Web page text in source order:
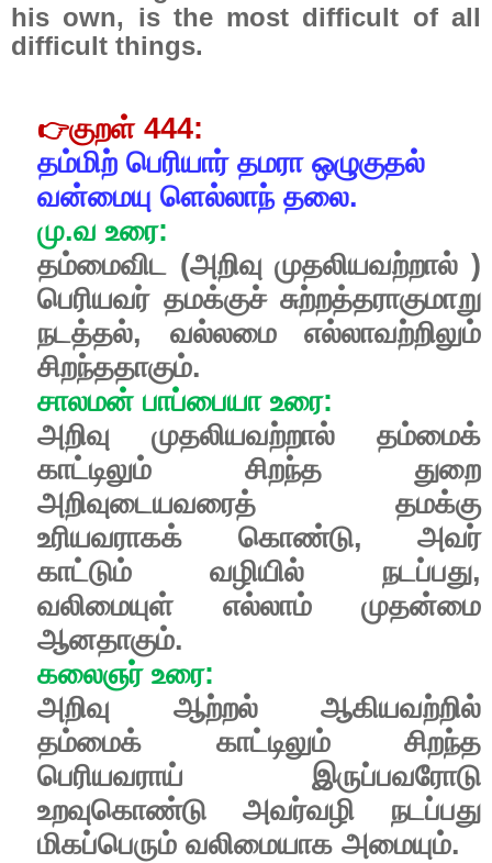
his own, is the most difficult of all
difficult things.
👉குறள்444:
தம்மிற் பெரியார் தமரா ஒழுகுதல்
வன்மையு ளெல்லாந் தலை.
மு.வ உரை:
தம்மைவிட (அறிவு முதலியவற்றால் )
பெரியவர் தமக்குச் சுற்றத்தராகுமாறு
நடத்தல், வல்லமை
எல்லாவற்றிலும்
சிறந்ததாகும்.
சாலமன் பாப்பையா உரை:
அறிவு
முதலியவற்றால்
தம்மைக்
காட்டிலும்
சிறந்த
துறை
அறிவுடையவரைத்
தமக்கு
உரியவராகக்
கொண்டு, அவர்
காட்டும்
வழியில் நடப்பது,
வலிமையுள்
எல்லாம்
முதன்மை
ஆனதாகும்.
கலைஞர் உரை:
அறிவு
ஆற்றல்
ஆகியவற்றில்
தம்மைக்
காட்டிலும்
சிறந்த
பெரியவராய்
இருப்பவரோடு
உறவுகொண்டு
அவர்வழி
நடப்பது
மிகப்பெரும் வலிமையாக அமையும்.